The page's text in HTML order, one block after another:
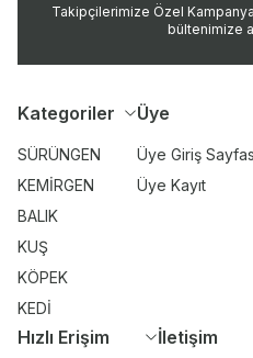
Takipçilerimize Özel
bültenimize
Kategoriler
SÜRÜNGEN
KEMİRGEN
BALIK
KUŞ
KÖPEK
KEDİ
Üye
Üye Giriş
Üye Kayıt
Hızlı Erişim İletişim